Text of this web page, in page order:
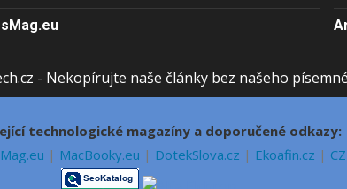
- Nekopírujte naše články bez našeho
technologické magazíny a doporučené odkazy:
| MacBooky.eu | DotekSlova.cz | Ekoafin.cz |